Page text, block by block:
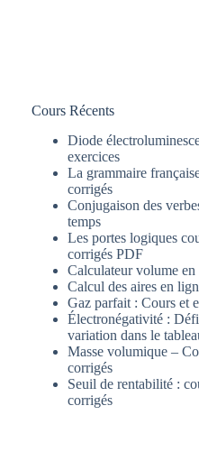
Cours Récents
Diode
exercices
La grammaire
corrigés
Conjugaison des
temps
Les portes logiques
corrigés PDF
Calculateur volume en
Calcul des aires en
Gaz parfait : Cours et
Électronégativité :
variation dans le
Masse volumique –
corrigés
Seuil de rentabilité :
corrigés